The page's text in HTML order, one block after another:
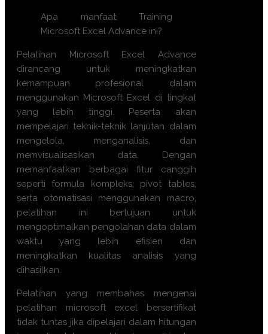
Apa manfaat Training
Microsoft Excel Advance ini?
Pelatihan Microsoft Excel Advance
dirancang untuk meningkatkan
kemampuan profesional dalam
menggunakan Microsoft Excel di tingkat
yang lebih tinggi. Peserta akan
mempelajari teknik-teknik lanjutan dalam
mengelola, menganalisis, dan
memvisualisasikan data. Dengan
memanfaatkan berbagai fitur canggih
seperti formula kompleks, pivot tables,
serta otomatisasi menggunakan macro,
pelatihan ini bertujuan untuk
mengoptimalkan pengolahan data dalam
waktu yang lebih efisien dan
meningkatkan kualitas analisis yang
dihasilkan.
Pelatihan yang membahas mengenai
pelatihan microsoft excel bersertifikat
tidak tuntas jika dipelajari dalam hitungan